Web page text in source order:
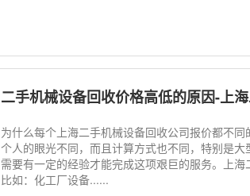
二手机械设备回收价格高低的原因-上
为什么每个上海二手机械设备回收公司报价都不
个人的眼光不同，而且计算方式也不同，特别是
需要有一定的经验才能完成这项艰巨的服务。上
比如：化工厂设备......